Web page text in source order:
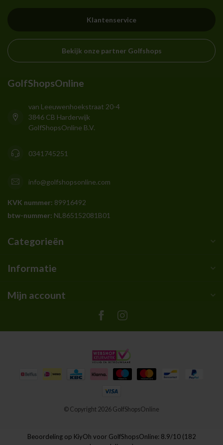
Klantenservice
Bekijk onze partner Golfshops
GolfShopsOnline
van Leeuwenhoekstraat 20-4
3846 CB Harderwijk
GolfShopsOnline B.V.
0341745251
info@golfshopsonline.com
KVK nummer: 89916492
btw-nummer: NL865152081B01
Categorieën
Informatie
Mijn account
© Copyright 2026 GolfShopsOnline
Beoordeling op KiyOh voor GolfShopsOnline: 8.9/10 (182